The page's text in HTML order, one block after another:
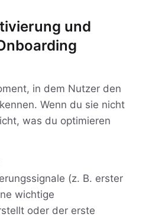
und
in dem Nutzer den
Wenn du sie nicht
was du optimieren
(z. B. erster
wichtige
oder der erste